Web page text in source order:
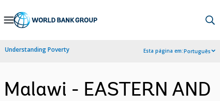
Skip
Navigation
Understanding Poverty Esta página em:Português
Malawi - EASTERN AND